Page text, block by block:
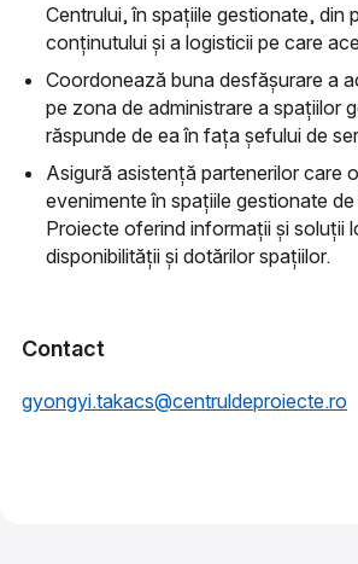
Centrului, în spațiile gestionate, din
conținutului și a logisticii pe care
Coordonează buna desfășurare a
pe zona de administrare a spațiilor
răspunde de ea în fața șefului de
Asigură asistență partenerilor care
evenimente în spațiile gestionate de
Proiecte oferind informații și soluții
disponibilității și dotărilor spațiilor.
Contact
gyongyi.takacs@centruldeproiecte.ro